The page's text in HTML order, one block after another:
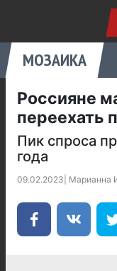
МОЗАИКА
Россияне
переехать
Пик спроса
года
09.02.2023 Марианна